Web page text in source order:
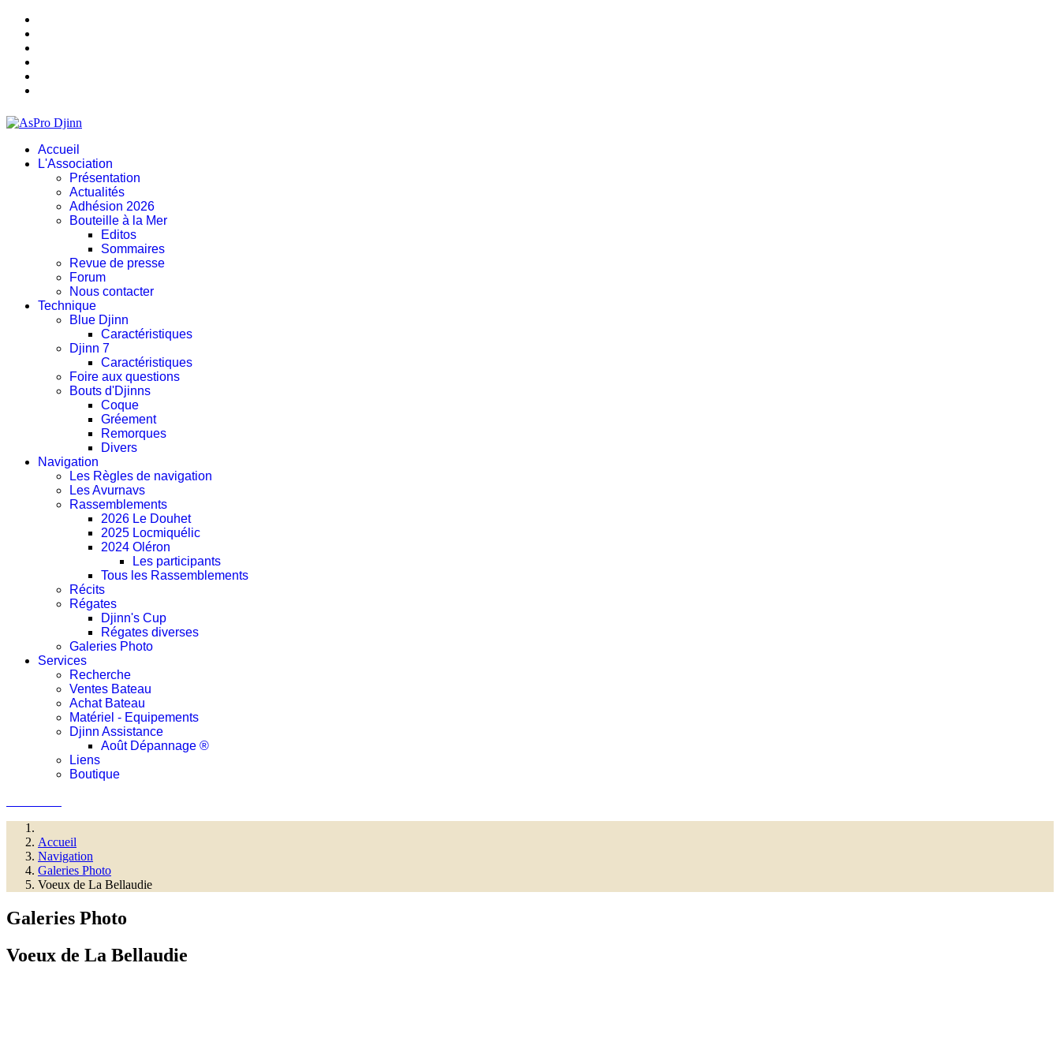
Accueil
L'Association
Présentation
Actualités
Adhésion 2026
Bouteille à la Mer
Editos
Sommaires
Revue de presse
Forum
Nous contacter
Technique
Blue Djinn
Caractéristiques
Djinn 7
Caractéristiques
Foire aux questions
Bouts d'Djinns
Coque
Gréement
Remorques
Divers
Navigation
Les Règles de navigation
Les Avurnavs
Rassemblements
2026 Le Douhet
2025 Locmiquélic
2024 Oléron
Les participants
Tous les Rassemblements
Récits
Régates
Djinn's Cup
Régates diverses
Galeries Photo
Services
Recherche
Ventes Bateau
Achat Bateau
Matériel - Equipements
Djinn Assistance
Août Dépannage ®
Liens
Boutique
Accueil
Navigation
Galeries Photo
Voeux de La Bellaudie
Galeries Photo
Voeux de La Bellaudie